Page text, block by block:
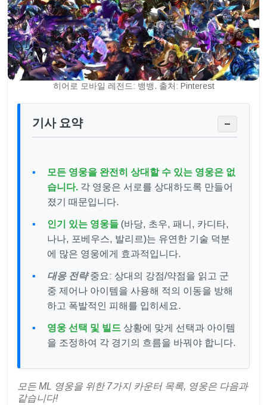
히어로 모바일 레전드: 뱅뱅. 출처: Pinterest
기사 요약 −
모든 영웅을 완전히 상대할 수 있는 영웅은 없
습니다. 각 영웅은 서로를 상대하도록 만들어
졌기 때문입니다.
인기 있는 영웅들 (바당, 초우, 패니, 카디타,
나나, 포베우스, 발리르)는 유연한 기술 덕분
에 많은 영웅에게 효과적입니다.
대응 전략중요: 상대의 강점/약점을 읽고 군
중 제어나 아이템을 사용해 적의 이동을 방해
하고 폭발적인 피해를 입히세요.
영웅 선택 및 빌드 상황에 맞게 선택과 아이템
을 조정하여 각 경기의 흐름을 바꿔야 합니다.
모든 ML 영웅을 위한 7가지 카운터 목록, 영웅은 다음과
같습니다!